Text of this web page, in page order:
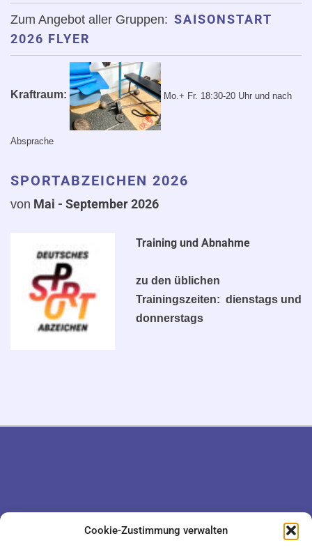
Cookie-Zustimmung verwalten
Zum Angebot aller Gruppen: SAISONSTART
2026 FLYER
Kraftraum: Mo.+ Fr. 18:30-20 Uhr und nach
Absprache
SPORTABZEICHEN 2026
von Mai - September 2026
Training und Abnahme
zu den üblichen
Trainingszeiten: dienstags und
donnerstags
IMPRESSUM